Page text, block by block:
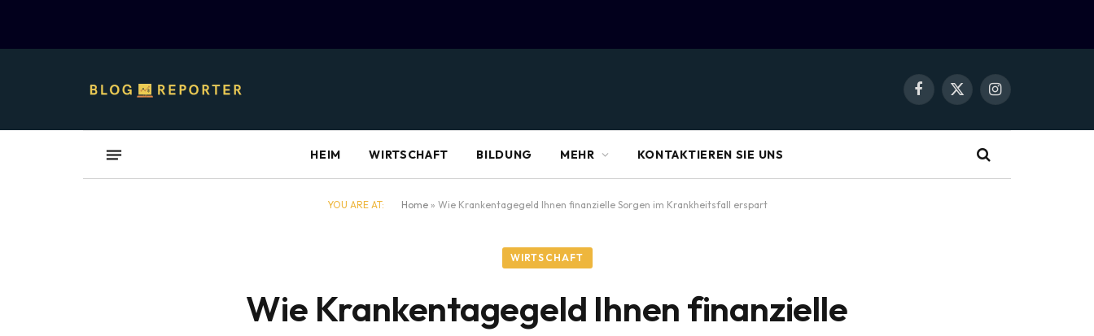
Facebook
X
Instagram
HEIM WIRTSCHAFT BILDUNG MEHR KONTAKTIEREN SIE UNS
YOU ARE AT: Home» Wie Krankentagegeld Ihnen finanzielle Sorgen im Krankheitsfall erspart
WIRTSCHAFT
Wie Krankentagegeld Ihnen finanzielle